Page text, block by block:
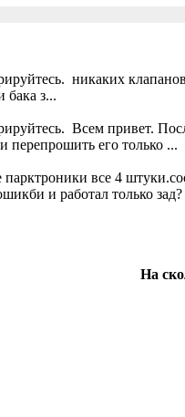
никаких
бака з...
Всем привет.
его только ...
все 4
и работал только
На